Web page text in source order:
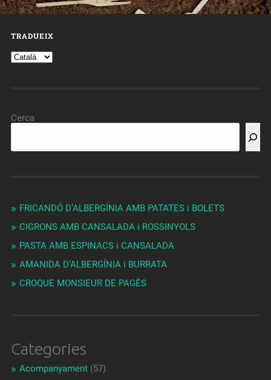
TRADUEIX
Cerca
FRICANDÓ D’ALBERGÍNIA AMB PATATES i BOLETS
CIGRONS AMB CANSALADA i ROSSINYOLS
PASTA AMB ESPINACS i CANSALADA
AMANIDA D’ALBERGÍNIA i BURRATA
CROQUE MONSIEUR DE PAGÈS
Categories
Acompanyament(57)